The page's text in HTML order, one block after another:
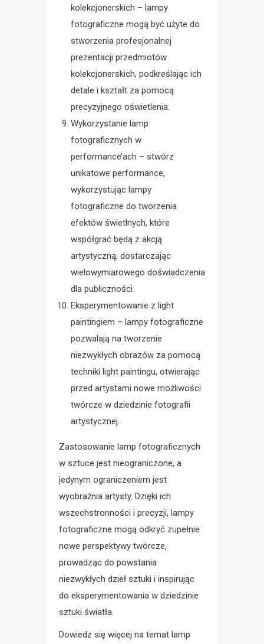
kolekcjonerskich – lampy
fotograficzne mogą być użyte do
stworzenia profesjonalnej
prezentacji przedmiotów
kolekcjonerskich, podkreślając ich
detale i kształt za pomocą
precyzyjnego oświetlenia.
Wykorzystanie lamp
fotograficznych w
performance’ach – stwórz
unikatowe performance,
wykorzystując lampy
fotograficzne do tworzenia
efektów świetlnych, które
współgrać będą z akcją
artystyczną, dostarczając
wielowymiarowego doświadczenia
dla publiczności.
Eksperymentowanie z light
paintingiem – lampy fotograficzne
pozwalają na tworzenie
niezwykłych obrazów za pomocą
techniki light paintingu, otwierając
przed artystami nowe możliwości
twórcze w dziedzinie fotografii
artystycznej.
Zastosowanie lamp fotograficznych
w sztuce jest nieograniczone, a
jedynym ograniczeniem jest
wyobraźnia artysty. Dzięki ich
wszechstronności i precyzji, lampy
fotograficzne mogą odkryć zupełnie
nowe perspektywy twórcze,
prowadząc do powstania
niezwykłych dzieł sztuki i inspirując
do eksperymentowania w dziedzinie
sztuki światła.
Dowiedz się więcej na temat lamp